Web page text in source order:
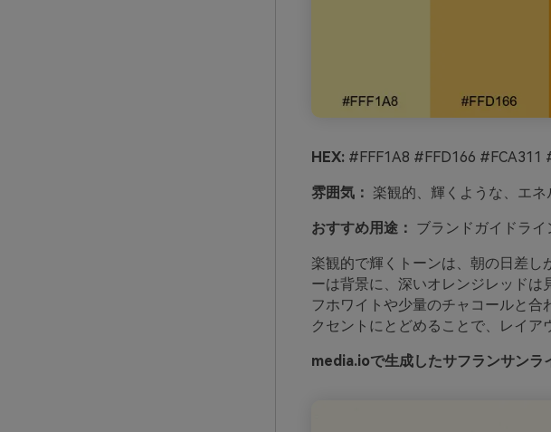
HEX:#FFF1A8 #FFD166 #FCA311
雰囲気： 楽観的、輝くような、エネ
おすすめ用途： ブランドガイドラ
楽観的で輝くトーンは、朝の日差し
ーは背景に、深いオレンジレッドは
フホワイトや少量のチャコールと
クセントにとどめることで、レイア
media.ioで生成したサフランサンラ